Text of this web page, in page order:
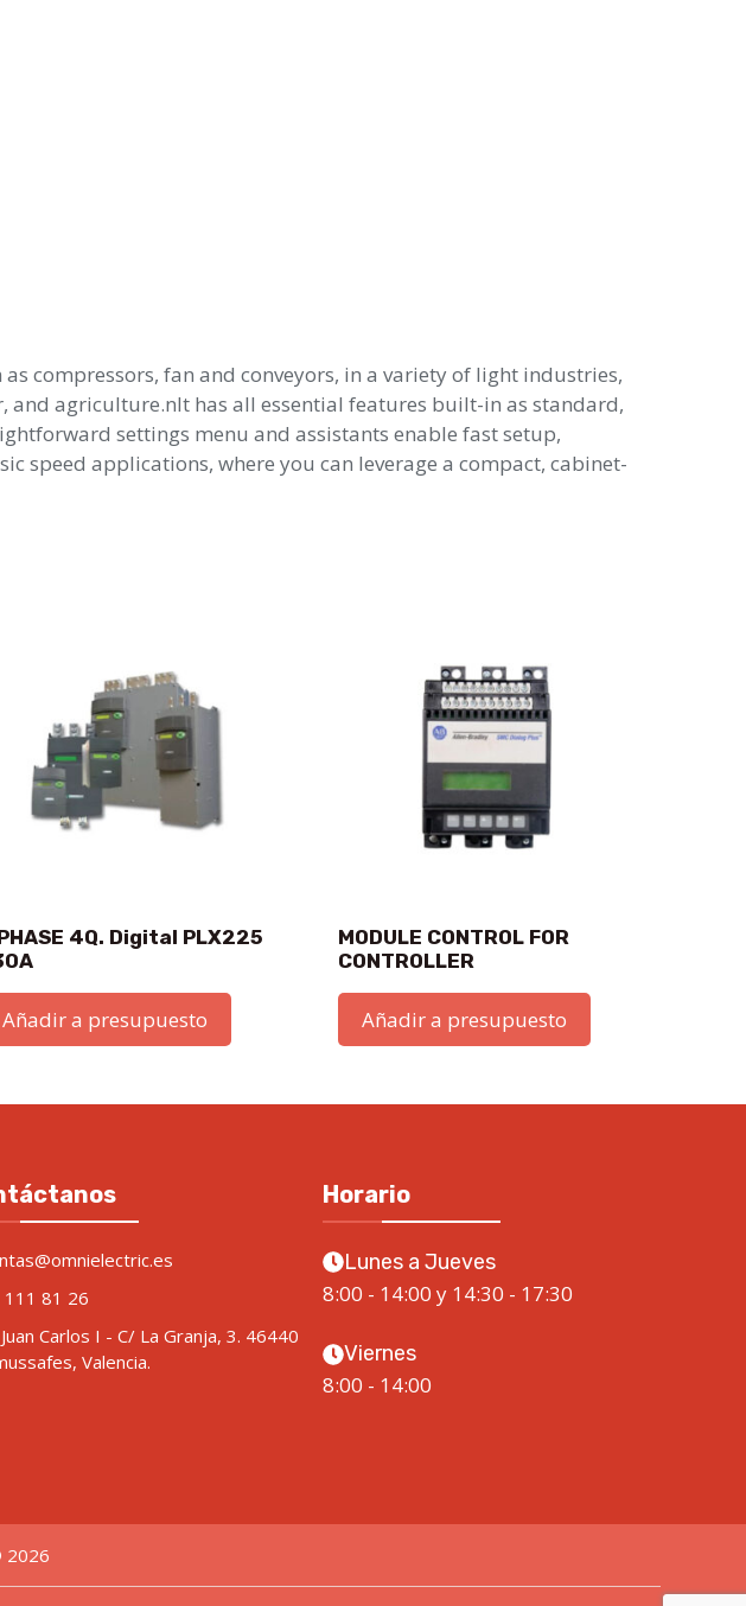
compressors, fan and conveyors, in a variety of light industries,
agriculture.nIt has all essential features built-in as standard,
settings menu and assistants enable fast setup,
speed applications, where you can leverage a compact, cabinet-
4Q. Digital PLX225
Añadir a presupuesto
MODULE CONTROL FOR
CONTROLLER
Añadir a presupuesto
111 81 26
Carlos I - C/ La Granja, 3. 46440
Valencia.
Horario
Lunes a Jueves
8:00 - 14:00 y 14:30 - 17:30
Viernes
8:00 - 14:00
2026